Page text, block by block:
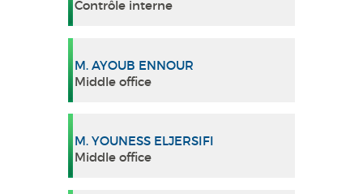
Contrôle interne
M. AYOUB ENNOUR
Middle office
M. YOUNESS ELJERSIFI
Middle office